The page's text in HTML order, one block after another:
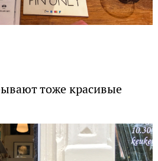
тоже красивые